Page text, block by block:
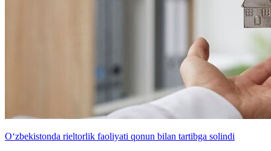
O‘zbekistonda rieltorlik faoliyati qonun bilan tartibga solindi